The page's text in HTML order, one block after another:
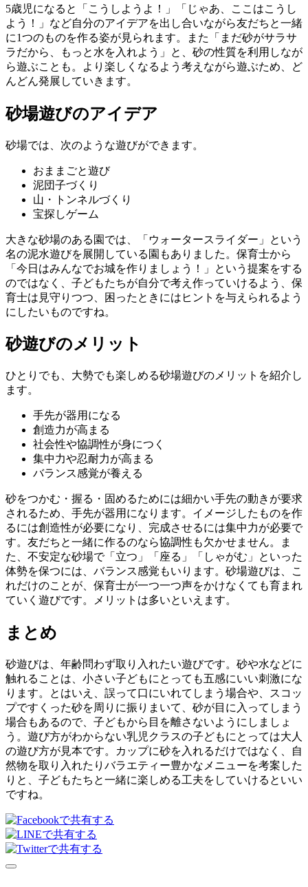
5歳児になると「こうしようよ！」「じゃあ、ここはこうし
よう！」など自分のアイデアを出し合いながら友だちと一緒
に1つのものを作る姿が見られます。また「まだ砂がサラサ
ラだから、もっと水を入れよう」と、砂の性質を利用しなが
ら遊ぶことも。より楽しくなるよう考えながら遊ぶため、ど
んどん発展していきます。
砂場遊びのアイデア
砂場では、次のような遊びができます。
おままごと遊び
泥団子づくり
山・トンネルづくり
宝探しゲーム
大きな砂場のある園では、「ウォータースライダー」という
名の泥水遊びを展開している園もありました。保育士から
「今日はみんなでお城を作りましょう！」という提案をする
のではなく、子どもたちが自分で考え作っていけるよう、保
育士は見守りつつ、困ったときにはヒントを与えられるよう
にしたいものですね。
砂遊びのメリット
ひとりでも、大勢でも楽しめる砂場遊びのメリットを紹介し
ます。
手先が器用になる
創造力が高まる
社会性や協調性が身につく
集中力や忍耐力が高まる
バランス感覚が養える
砂をつかむ・握る・固めるためには細かい手先の動きが要求
されるため、手先が器用になります。イメージしたものを作
るには創造性が必要になり、完成させるには集中力が必要で
す。友だちと一緒に作るのなら協調性も欠かせません。ま
た、不安定な砂場で「立つ」「座る」「しゃがむ」といった
体勢を保つには、バランス感覚もいります。砂場遊びは、こ
れだけのことが、保育士が一つ一つ声をかけなくても育まれ
ていく遊びです。メリットは多いといえます。
まとめ
砂遊びは、年齢問わず取り入れたい遊びです。砂や水などに
触れることは、小さい子どもにとっても五感にいい刺激にな
ります。とはいえ、誤って口にいれてしまう場合や、スコッ
プですくった砂を周りに振りまいて、砂が目に入ってしまう
場合もあるので、子どもから目を離さないようにしましょ
う。遊び方がわからない乳児クラスの子どもにとっては大人
の遊び方が見本です。カップに砂を入れるだけではなく、自
然物を取り入れたりバラエティー豊かなメニューを考案した
りと、子どもたちと一緒に楽しめる工夫をしていけるといい
ですね。